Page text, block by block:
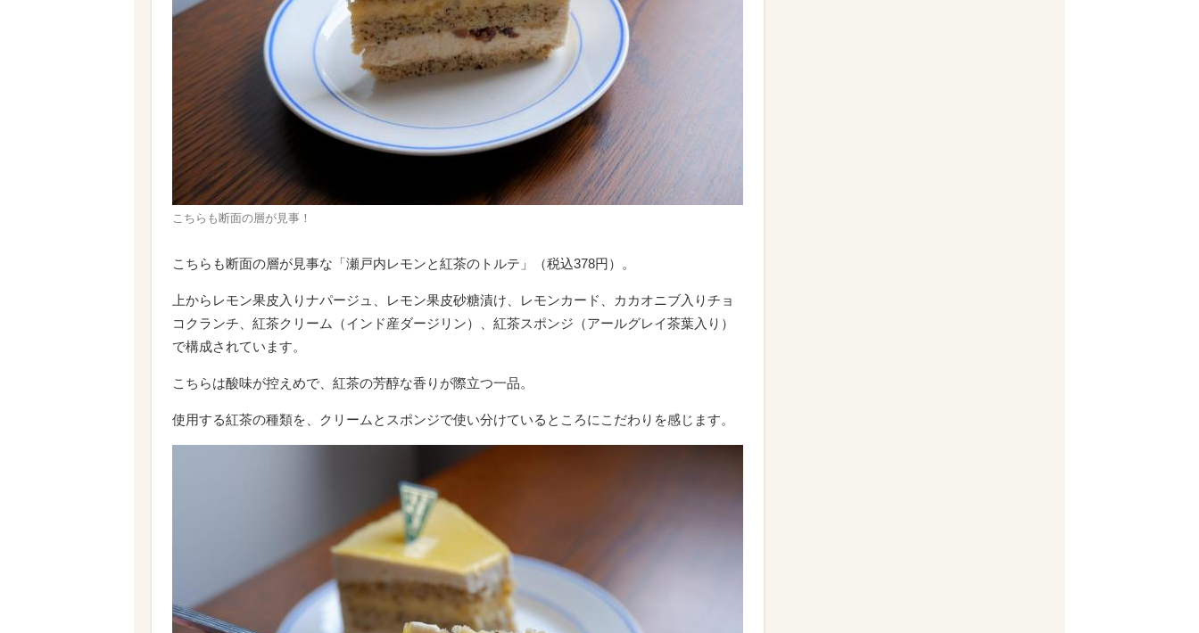
こちらも断面の層が見事！
こちらも断面の層が見事な「瀬戸内レモンと紅茶のトルテ」（税込378円）。
上からレモン果皮入りナパージュ、レモン果皮砂糖漬け、レモンカード、カカオニブ入りチョ
コクランチ、紅茶クリーム（インド産ダージリン）、紅茶スポンジ（アールグレイ茶葉入り）
で構成されています。
こちらは酸味が控えめで、紅茶の芳醇な香りが際立つ一品。
使用する紅茶の種類を、クリームとスポンジで使い分けているところにこだわりを感じます。